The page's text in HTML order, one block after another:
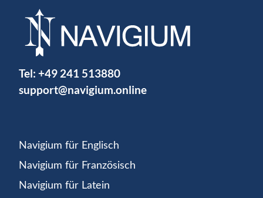
Tel: +49 241 513880
support@navigium.online
Navigium für Englisch
Navigium für Französisch
Navigium für Latein